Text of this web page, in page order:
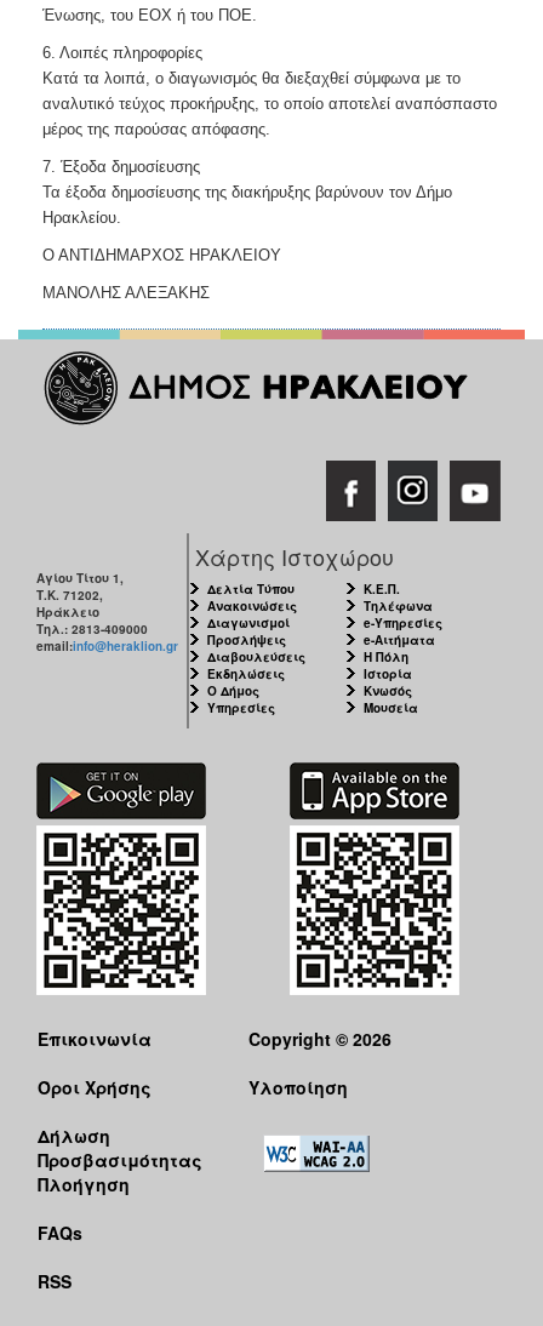
Ένωσης, του ΕΟΧ ή του ΠΟΕ.
6. Λοιπές πληροφορίες
Κατά τα λοιπά, ο διαγωνισμός θα διεξαχθεί σύμφωνα με το
αναλυτικό τεύχος προκήρυξης, το οποίο αποτελεί αναπόσπαστο
μέρος της παρούσας απόφασης.
7. Έξοδα δημοσίευσης
Τα έξοδα δημοσίευσης της διακήρυξης βαρύνουν τον Δήμο
Ηρακλείου.
Ο ΑΝΤΙΔΗΜΑΡΧΟΣ ΗΡΑΚΛΕΙΟΥ
ΜΑΝΟΛΗΣ ΑΛΕΞΑΚΗΣ
Αγίου Τίτου 1,
Τ.Κ. 71202,
Ηράκλειο
Τηλ.: 2813-409000
email:info@heraklion.gr
Χάρτης Ιστοχώρου
Δελτία Τύπου
Ανακοινώσεις
Διαγωνισμοί
Προσλήψεις
Διαβουλεύσεις
Εκδηλώσεις
Ο Δήμος
Υπηρεσίες
Κ.Ε.Π.
Τηλέφωνα
e-Υπηρεσίες
e-Αιτήματα
Η Πόλη
Ιστορία
Κνωσός
Μουσεία
Επικοινωνία
Όροι Χρήσης
Δήλωση
Προσβασιμότητας
Πλοήγηση
FAQs
RSS
Copyright © 2026
Υλοποίηση